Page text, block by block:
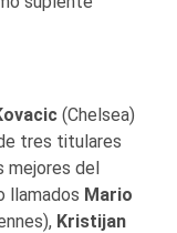
(Chelsea)
tres titulares
mejores del
llamados Mario
Kristijan